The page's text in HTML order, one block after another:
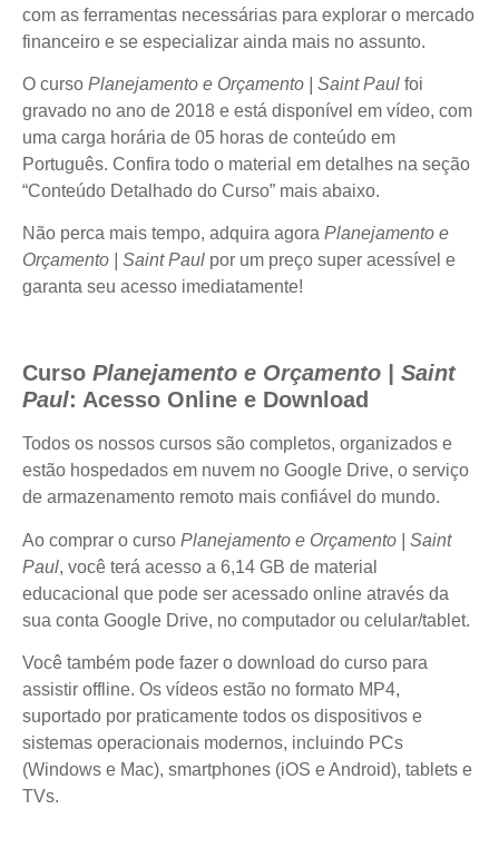
com as ferramentas necessárias para explorar o mercado
financeiro e se especializar ainda mais no assunto.
O curso Planejamento e Orçamento | Saint Paul foi
gravado no ano de 2018 e está disponível em vídeo, com
uma carga horária de 05 horas de conteúdo em
Português. Confira todo o material em detalhes na seção
“Conteúdo Detalhado do Curso” mais abaixo.
Não perca mais tempo, adquira agora Planejamento e
Orçamento | Saint Paul por um preço super acessível e
garanta seu acesso imediatamente!
Curso Planejamento e Orçamento | Saint
Paul: Acesso Online e Download
Todos os nossos cursos são completos, organizados e
estão hospedados em nuvem no Google Drive, o serviço
de armazenamento remoto mais confiável do mundo.
Ao comprar o curso Planejamento e Orçamento | Saint
Paul, você terá acesso a 6,14 GB de material
educacional que pode ser acessado online através da
sua conta Google Drive, no computador ou celular/tablet.
Você também pode fazer o download do curso para
assistir offline. Os vídeos estão no formato MP4,
suportado por praticamente todos os dispositivos e
sistemas operacionais modernos, incluindo PCs
(Windows e Mac), smartphones (iOS e Android), tablets e
TVs.